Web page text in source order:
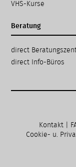
VHS-Kurse
Beratung
Navigation
überspringen
direct
direct Info-Büros
Kontakt
Cookie- u.